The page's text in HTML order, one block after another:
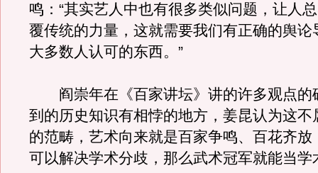
鸣：“其实艺人中也有很多类似问题，让人
覆传统的力量，这就需要我们有正确的舆论
大多数人认可的东西。”
阎崇年在《百家讲坛》讲的许多观点的
到的历史知识有相悖的地方，姜昆认为这不
的范畴，艺术向来就是百家争鸣、百花齐放
可以解决学术分歧，那么武术冠军就能当学